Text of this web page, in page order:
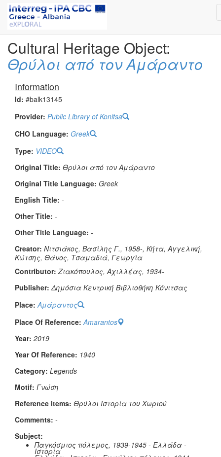
Cultural Heritage Object:
Θρύλοι από τον Αμάραντο
Information
Id: #balk13145
Provider: Public Library of Konitsa
CHO Language: Greek
Type: VIDEO
Original Title: Θρύλοι από τον Αμάραντο
Original Title Language: Greek
English Title: -
Other Title: -
Other Title Language: -
Creator: Νιτσιάκος, Βασίλης Γ., 1958-, Κήτα, Αγγελική,
Κώτσης, Θάνος, Τσαμαδιά, Γεωργία
Contributor: Ζιακόπουλος, Αχιλλέας, 1934-
Publisher: Δημόσια Κεντρική Βιβλιοθήκη Κόνιτσας
Place: Αμάραντος
Place Of Reference: Amarantos
Year: 2019
Year Of Reference: 1940
Category: Legends
Μotif: Γνώση
Reference items: Θρύλοι Ιστορία του Χωριού
Comments: -
Subject:
Παγκόσμιος πόλεμος, 1939-1945 - Ελλάδα -
Ιστορία